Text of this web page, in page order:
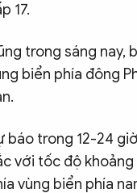
17.
trong sáng nay,
biển phía đông
báo trong 12-24
với tốc độ
vùng biển phía